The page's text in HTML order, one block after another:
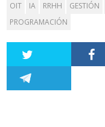
OIT IA RRHH GESTIÓN
PROGRAMACIÓN